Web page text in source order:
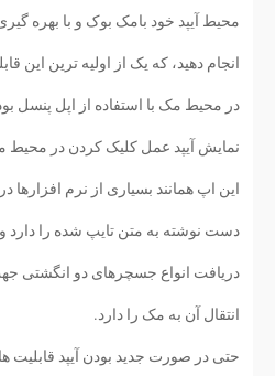
محیط آیپد خود بامک بوک و با بهره
انجام دهید، که یک از اولیه ترین این
در محیط مک با استفاده از اپل پنسل
نمایش آیپد عمل کلیک کردن در محیط
این اپ همانند بسیاری از نرم افزارها
دست نوشته به متن تایپ شده را دارد
دریافت انواع جسچرهای دو انگشتی
انتقال آن به مک را دارد.
حتی در صورت جدید بودن آیپد قابلیت